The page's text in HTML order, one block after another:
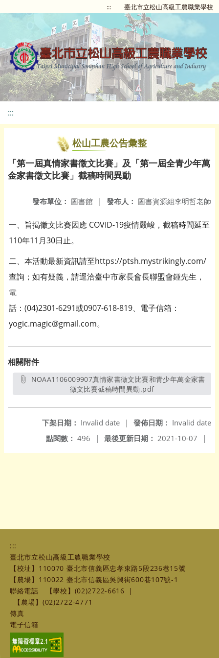
::: 臺北市立松山高級工農職業學校
:::
松山工農公告彙整
「第一屆真情家書徵文比賽」及「第一屆全青少年萬
金家書徵文比賽」截稿時間異動
發布人： 圖書資源組李明哲老師
發布單位： 圖書館 |
一、旨揭徵文比賽因應 COVID-19疫情嚴峻，截稿時間延至
110年11月30日止。
二、本活動最新資訊請至https://ptsh.mystrikingly.com/
查詢；如有疑義，請逕洽臺中市家長會長聯盟會鍾先生，
電
話：(04)2301-6291或0907-618-819、電子信箱：
yogic.magic@gmail.com。
相關附件
徵文比賽截稿時間異動.pdf另開新視窗
發佈日期： Invalid date
下架日期： Invalid date
|
最後更新日期： 2021-10-07 |
點閱數： 496 |
:::
臺北市立松山高級工農職業學校
【校址】110070 臺北市信義區忠孝東路5段236巷15號
【農場】110022 臺北市信義區吳興街600巷107號-1
聯絡電話
【學校】(02)2722-6616
|
【農場】(02)2722-4771
傳真
電子信箱